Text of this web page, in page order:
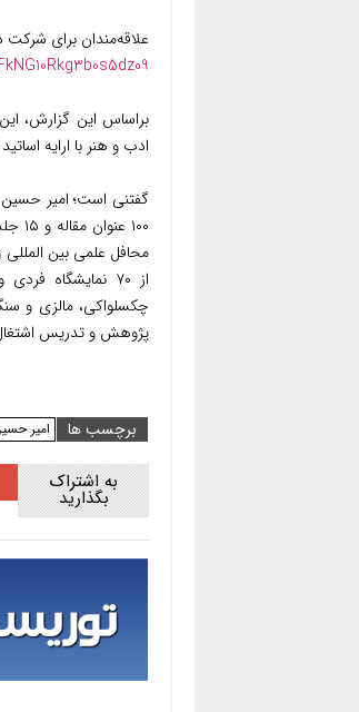
علاقه‌مندان برای شرکت
براساس این گزارش،
ادب و هنر با ارایه اساتید
گفتنی است؛ امیر
محافل علمی بین
از ۷۰ نمایشگاه
چکسلواکی، مالزی و
پژوهش و تدریس
برچسب ها امیر
به اشتراک
بگذارید